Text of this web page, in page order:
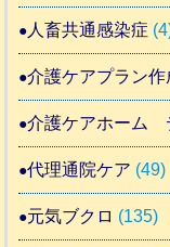
人畜共通感染症
介護ケアプラン作
介護ケアホーム
代理通院ケア (49)
元気ブクロ (135)